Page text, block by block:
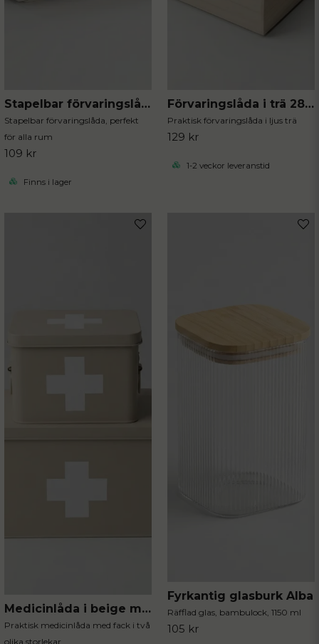
Stapelbar förvaringslåda i trä
Stapelbar förvaringslåda, perfekt
för alla rum
109 kr
Finns i lager
Förvaringslåda i trä 28 cm
Praktisk förvaringslåda i ljus trä
129 kr
1-2 veckor leveranstid
Medicinlåda i beige metall
Praktisk medicinlåda med fack i två
olika storlekar
Fyrkantig glasburk Alba
Räfflad glas, bambulock, 1150 ml
105 kr